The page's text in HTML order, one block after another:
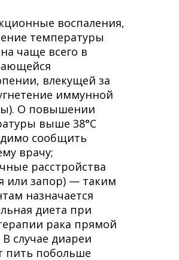
воспаления,
температуры
чаще всего в
влекущей за
иммунной
О повышении
выше 38°С
сообщить
врачу;
расстройства
или запор) — таким
назначается
диета при
рака прямой
случае диареи
пить побольше